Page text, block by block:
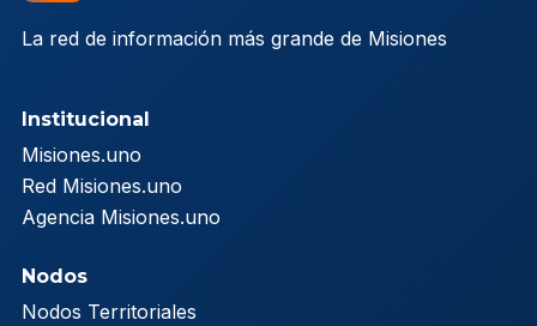
La red de información más grande de Misiones
Institucional
Misiones.uno
Red Misiones.uno
Agencia Misiones.uno
Nodos
Nodos Territoriales